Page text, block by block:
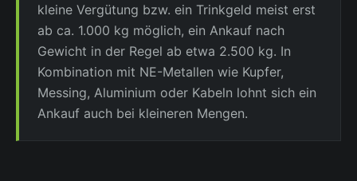
kleine Vergütung bzw. ein Trinkgeld meist erst
ab ca. 1.000 kg möglich, ein Ankauf nach
Gewicht in der Regel ab etwa 2.500 kg. In
Kombination mit NE-Metallen wie Kupfer,
Messing, Aluminium oder Kabeln lohnt sich ein
Ankauf auch bei kleineren Mengen.